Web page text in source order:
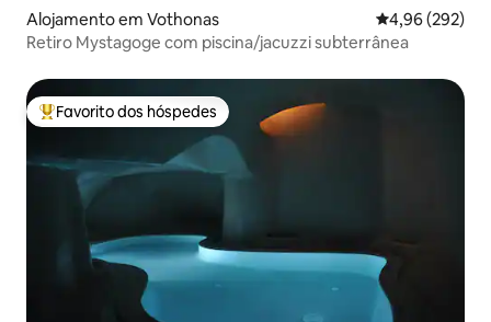
Alojamento em Vothonas Classificação
4,96 (292)
Retiro Mystagoge com piscina/jacuzzi subterrânea
Favoritos dos hóspedes mais apreciados
Favorito dos hóspedes